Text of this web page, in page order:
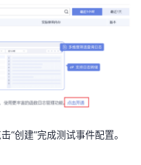
“创建”完成测试事件配置。